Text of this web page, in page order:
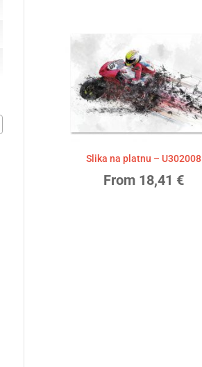
Slika na platnu – U302008
From 18,41 €